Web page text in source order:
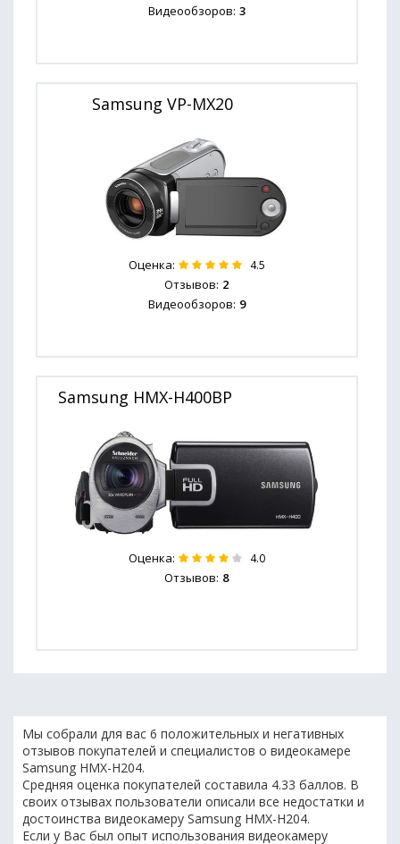
Видеообзоров: 3
Samsung VP-MX20
Оценка: 4.5
Отзывов: 2
Видеообзоров: 9
Samsung HMX-H400BP
Оценка: 4.0
Отзывов: 8
Мы собрали для вас 6 положительных и негативных
отзывов покупателей и специалистов о видеокамере
Samsung HMX-H204.
Средняя оценка покупателей составила 4.33 баллов. В
своих отзывах пользователи описали все недостатки и
достоинства видеокамеру Samsung HMX-H204.
Если у Вас был опыт использования видеокамеру